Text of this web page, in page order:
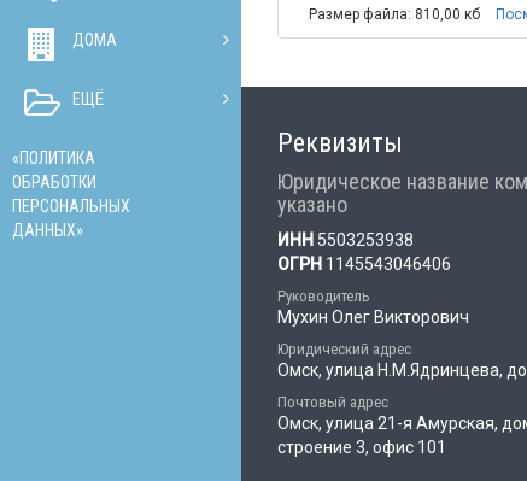
ДОМА
ЕЩЁ
«ПОЛИТИКА
ОБРАБОТКИ
ПЕРСОНАЛЬНЫХ
ДАННЫХ»
Размер файла: 810,00 кб
Реквизиты
Юридическое название
указано
ИНН 5503253938
ОГРН 1145543046406
Руководитель
Мухин Олег Викторович
Юридический адрес
Омск, улица Н.М.Ядринцева,
Почтовый адрес
Омск, улица 21-я Амурская,
строение 3, офис 101